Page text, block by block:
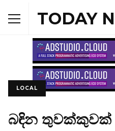
TODAY
LOCAL
බඳින තුවක්කුවක්